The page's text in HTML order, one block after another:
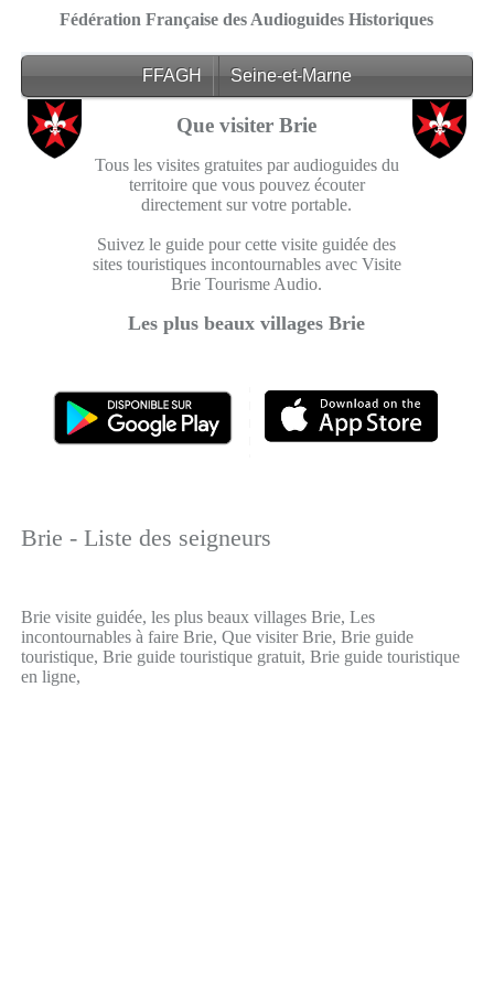
Fédération Française des Audioguides Historiques
FFAGH Seine-et-Marne
Que visiter Brie
Tous les visites gratuites par audioguides du
territoire que vous pouvez écouter
directement sur votre portable.
Suivez le guide pour cette visite guidée des
sites touristiques incontournables avec Visite
Brie Tourisme Audio.
Les plus beaux villages Brie
Brie - Liste des seigneurs
Brie visite guidée, les plus beaux villages Brie, Les
incontournables à faire Brie, Que visiter Brie, Brie guide
touristique, Brie guide touristique gratuit, Brie guide touristique
en ligne,